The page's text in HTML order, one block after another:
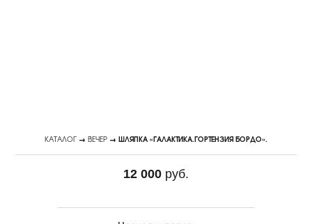
КАТАЛОГ → ВЕЧЕР → ШЛЯПКА «ГАЛАКТИКА.ГОРТЕНЗИЯ БОРДО».
12 000руб.